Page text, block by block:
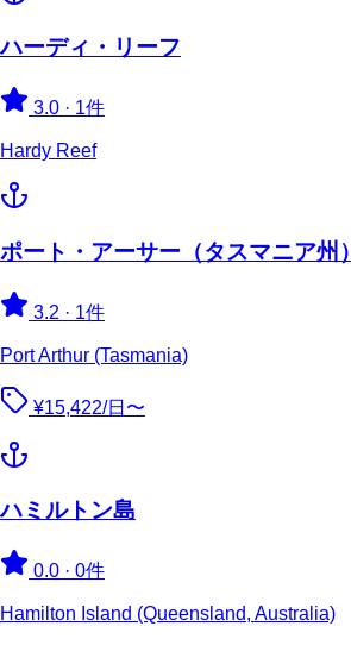
ハーディ・リーフ
3.0 · 1件
Hardy Reef
ポート・アーサー（タスマニア州）
3.2 · 1件
Port Arthur (Tasmania)
¥15,422/日〜
ハミルトン島
0.0 · 0件
Hamilton Island (Queensland, Australia)